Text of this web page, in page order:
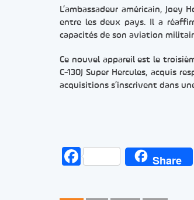
L’ambassadeur américain,
entre les deux pays. Il a
capacités de son aviation
Ce nouvel appareil est le
C-130J Super Hercules, acquis
acquisitions s’inscrivent dans
FacebookShare